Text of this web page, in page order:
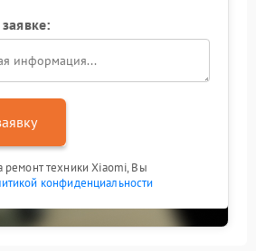
ремонт техники Xiaomi, Вы
конфиденциальности